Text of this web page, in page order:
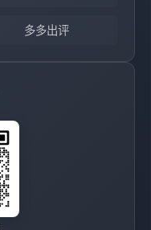
多多出评